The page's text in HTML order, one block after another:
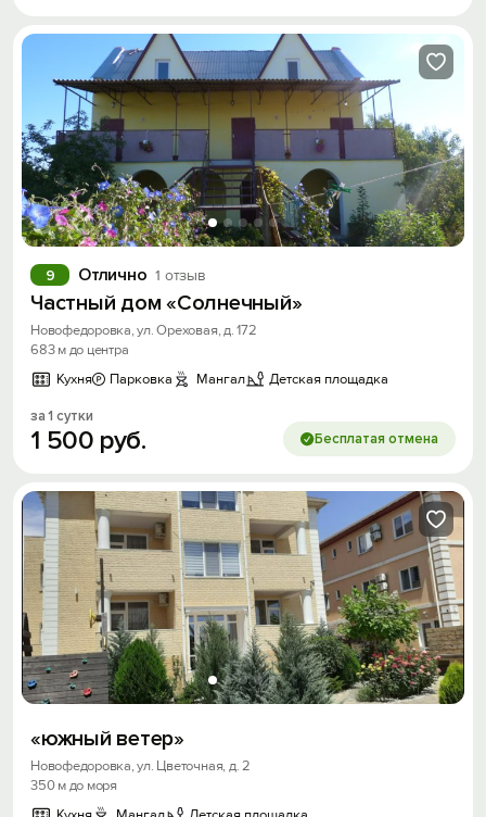
Отлично 1 отзыв
9
Частный дом «Солнечный»
Новофедоровка, ул. Ореховая, д. 172
683 м до центра
Кухня
Парковка Мангал Детская площадка
за 1 сутки
1 500 руб. Бесплатая отмена
«южный ветер»
Новофедоровка, ул. Цветочная, д. 2
350 м до моря